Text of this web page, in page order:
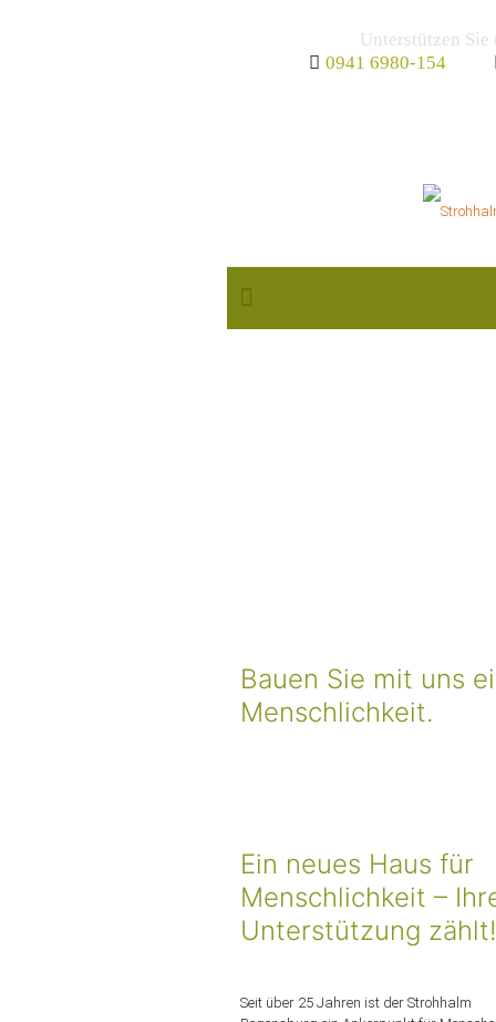
Unterstützen Sie
0941 6980-154
Bauen Sie mit uns
Menschlichkeit.
Ein neues Haus für
Menschlichkeit –
Unterstützung zählt!
Seit über 25 Jahren ist der Strohhalm